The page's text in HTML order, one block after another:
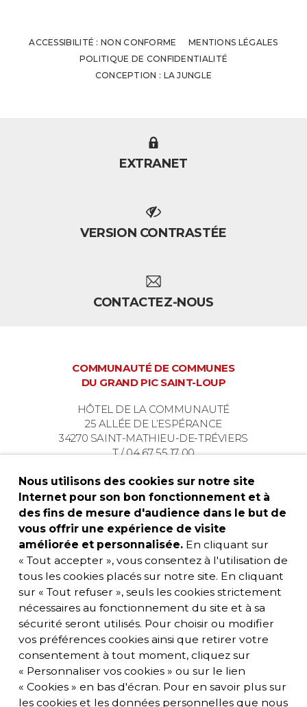
ACCESSIBILITÉ : NON CONFORME
MENTIONS LÉGALES
POLITIQUE DE CONFIDENTIALITÉ
CONCEPTION : LA JUNGLE
EXTRANET
VERSION CONTRASTÉE
CONTACTEZ-NOUS
COMMUNAUTÉ DE COMMUNES
DU GRAND PIC SAINT-LOUP
HÔTEL DE LA COMMUNAUTÉ
25 ALLÉE DE L’ESPÉRANCE
34270 SAINT-MATHIEU-DE-TRÉVIERS
T / 04 67 55 17 00
Nous utilisons des cookies sur notre site
Internet pour son bon fonctionnement et à
des fins de mesure d'audience dans le but de
vous offrir une expérience de visite
améliorée et personnalisée. En cliquant sur
« Tout accepter », vous consentez à l'utilisation de
tous les cookies placés sur notre site. En cliquant
sur « Tout refuser », seuls les cookies strictement
nécessaires au fonctionnement du site et à sa
sécurité seront utilisés. Pour choisir ou modifier
vos préférences cookies ainsi que retirer votre
consentement à tout moment, cliquez sur
« Personnaliser vos cookies » ou sur le lien
« Cookies » en bas d'écran. Pour en savoir plus sur
les cookies et les données personnelles que nous